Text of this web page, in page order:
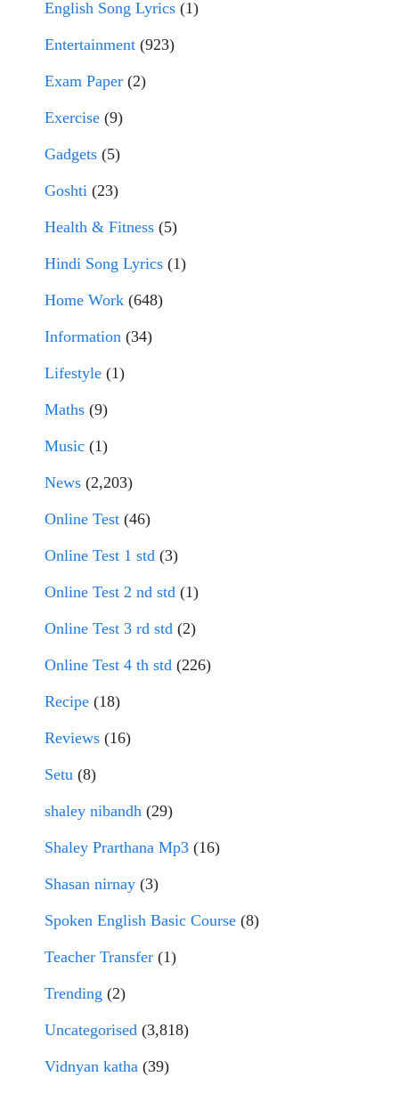
English Song Lyrics (1)
Entertainment (923)
Exam Paper (2)
Exercise (9)
Gadgets (5)
Goshti (23)
Health & Fitness (5)
Hindi Song Lyrics (1)
Home Work (648)
Information (34)
Lifestyle (1)
Maths (9)
Music (1)
News (2,203)
Online Test (46)
Online Test 1 std (3)
Online Test 2 nd std (1)
Online Test 3 rd std (2)
Online Test 4 th std (226)
Recipe (18)
Reviews (16)
Setu (8)
shaley nibandh (29)
Shaley Prarthana Mp3 (16)
Shasan nirnay (3)
Spoken English Basic Course (8)
Teacher Transfer (1)
Trending (2)
Uncategorised (3,818)
Vidnyan katha (39)